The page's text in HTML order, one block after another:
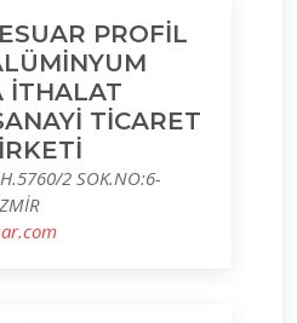
PROFİL
İTHALAT
TİCARET
2 SOK.NO:6-